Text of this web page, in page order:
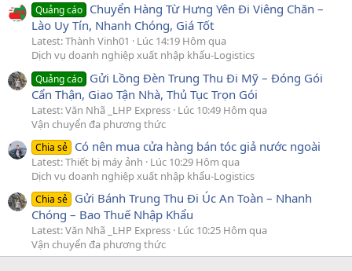
Quảng cáo Chuyển Hàng Từ Hưng Yên Đi Viêng Chăn –
Lào Uy Tín, Nhanh Chóng, Giá Tốt
Latest: Thành Vinh01
Lúc 14:19 Hôm qua
Dịch vụ doanh nghiệp xuất nhập khẩu-Logistics
Quảng cáo Gửi Lồng Đèn Trung Thu Đi Mỹ – Đóng Gói
Cẩn Thận, Giao Tận Nhà, Thủ Tục Trọn Gói
Latest: Văn Nhã _LHP Express Lúc 10:49 Hôm qua
Vận chuyển đa phương thức
Chia sẻ Có nên mua cửa hàng bán tóc giả nước ngoài
Latest: Thiết bị máy ảnh
Lúc 10:29 Hôm qua
Dịch vụ doanh nghiệp xuất nhập khẩu-Logistics
Chia sẻ Gửi Bánh Trung Thu Đi Úc An Toàn – Nhanh
Chóng – Bao Thuế Nhập Khẩu
Latest: Văn Nhã _LHP Express Lúc 10:25 Hôm qua
Vận chuyển đa phương thức